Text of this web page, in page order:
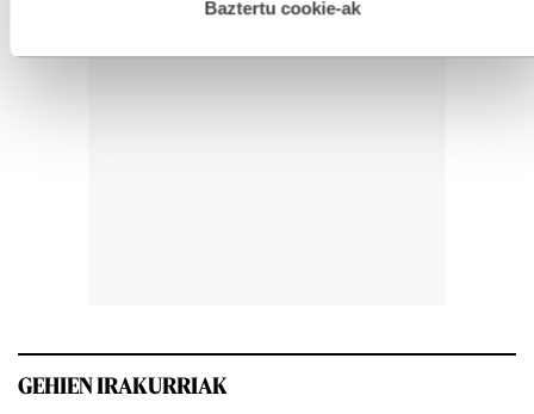
esplizitua ematen diguzu.Gehiago irakurri
Baztertu cookie-ak
GEHIEN IRAKURRIAK